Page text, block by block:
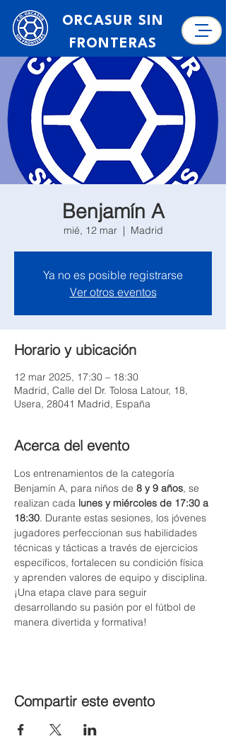
ORCASUR SIN
FRONTERAS
Benjamín A
mié, 12 mar
  |
Madrid
Ya no es posible registrarse
Ver otros eventos
Horario y ubicación
12 mar 2025, 17:30 – 18:30
Madrid, Calle del Dr. Tolosa Latour, 18,
Usera, 28041 Madrid, España
Acerca del evento
Los entrenamientos de la categoría
Benjamín A, para niños de 8 y 9 años, se
realizan cada lunes y miércoles de 17:30 a
18:30. Durante estas sesiones, los jóvenes
jugadores perfeccionan sus habilidades
técnicas y tácticas a través de ejercicios
específicos, fortalecen su condición física
y aprenden valores de equipo y disciplina.
¡Una etapa clave para seguir
desarrollando su pasión por el fútbol de
manera divertida y formativa!
Compartir este evento